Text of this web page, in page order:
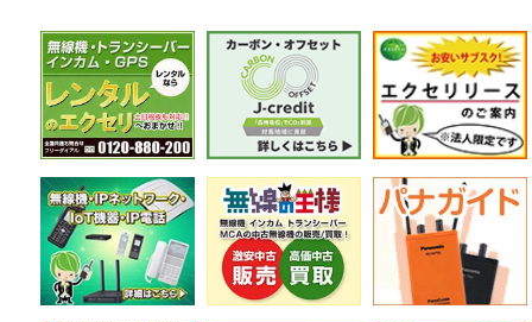
EM-01
ネック型咽喉マイク+イヤホン